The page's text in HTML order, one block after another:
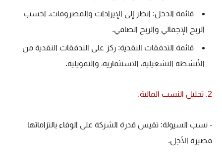
قائمة الدخل: انظر إلى الإيرادات والمصروفات. احسب
الربح الإجمالي والربح الصافي.
قائمة التدفقات النقدية: ركز على التدفقات النقدية من
الأنشطة التشغيلية، الاستثمارية، والتمويلية.
2. تحليل النسب المالية.
- نسب السيولة: تقيس قدرة الشركة على الوفاء بالتزاماتها
قصيرة الأجل.